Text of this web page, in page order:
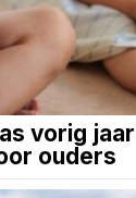
vorig
ouders